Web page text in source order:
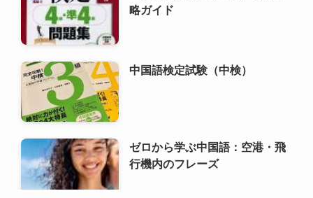
略ガイド
中国語検定試験（中検）
ゼロから学ぶ中国語：空港・飛
行機内のフレーズ